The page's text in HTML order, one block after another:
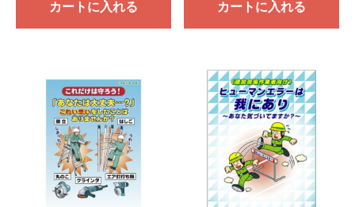
カートに入れる カートに入れる